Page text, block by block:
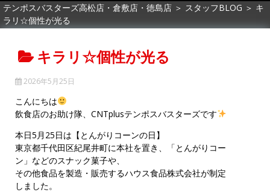
テンポスバスターズ高松店・倉敷店・徳島店 ＞ スタッフBLOG ＞ キ
ラリ☆個性が光る
キラリ☆個性が光る
2026年5月25日
こんにちは
飲食店のお助け隊、CNTplusテンポスバスターズです
本日5月25日は【とんがりコーンの日】
東京都千代田区紀尾井町に本社を置き、「とんがりコー
ン」などのスナック菓子や、
その他食品を製造・販売するハウス食品株式会社が制定
しました。